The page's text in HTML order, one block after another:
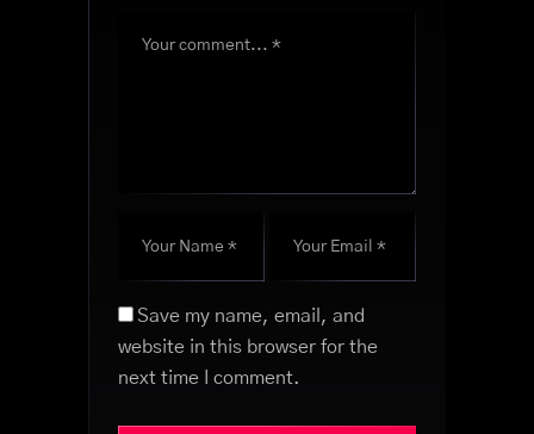
Save my name, email, and
website in this browser for the
next time I comment.